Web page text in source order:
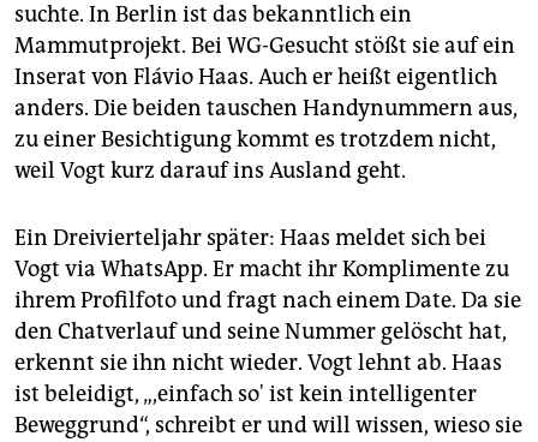
suchte. In Berlin ist das bekanntlich ein
Mammutprojekt. Bei WG-Gesucht stößt sie auf ein
Inserat von Flávio Haas. Auch er heißt eigentlich
anders. Die beiden tauschen Handynummern aus,
zu einer Besichtigung kommt es trotzdem nicht,
weil Vogt kurz darauf ins Ausland geht.
Ein Dreivierteljahr später: Haas meldet sich bei
Vogt via WhatsApp. Er macht ihr Komplimente zu
ihrem Profilfoto und fragt nach einem Date. Da sie
den Chatverlauf und seine Nummer gelöscht hat,
erkennt sie ihn nicht wieder. Vogt lehnt ab. Haas
ist beleidigt, „,einfach so' ist kein intelligenter
Beweggrund“, schreibt er und will wissen, wieso sie